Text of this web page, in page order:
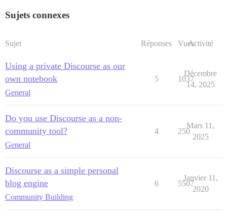
Sujets connexes
Sujet Réponses VuesActivité
Using a private Discourse as our
own notebook
General
5 1037
Décembre
14, 2025
Do you use Discourse as a non-
community tool?
General
4 250
Mars 11,
2025
Discourse as a simple personal
blog engine
Community Building
6 5507
Janvier 11,
2020